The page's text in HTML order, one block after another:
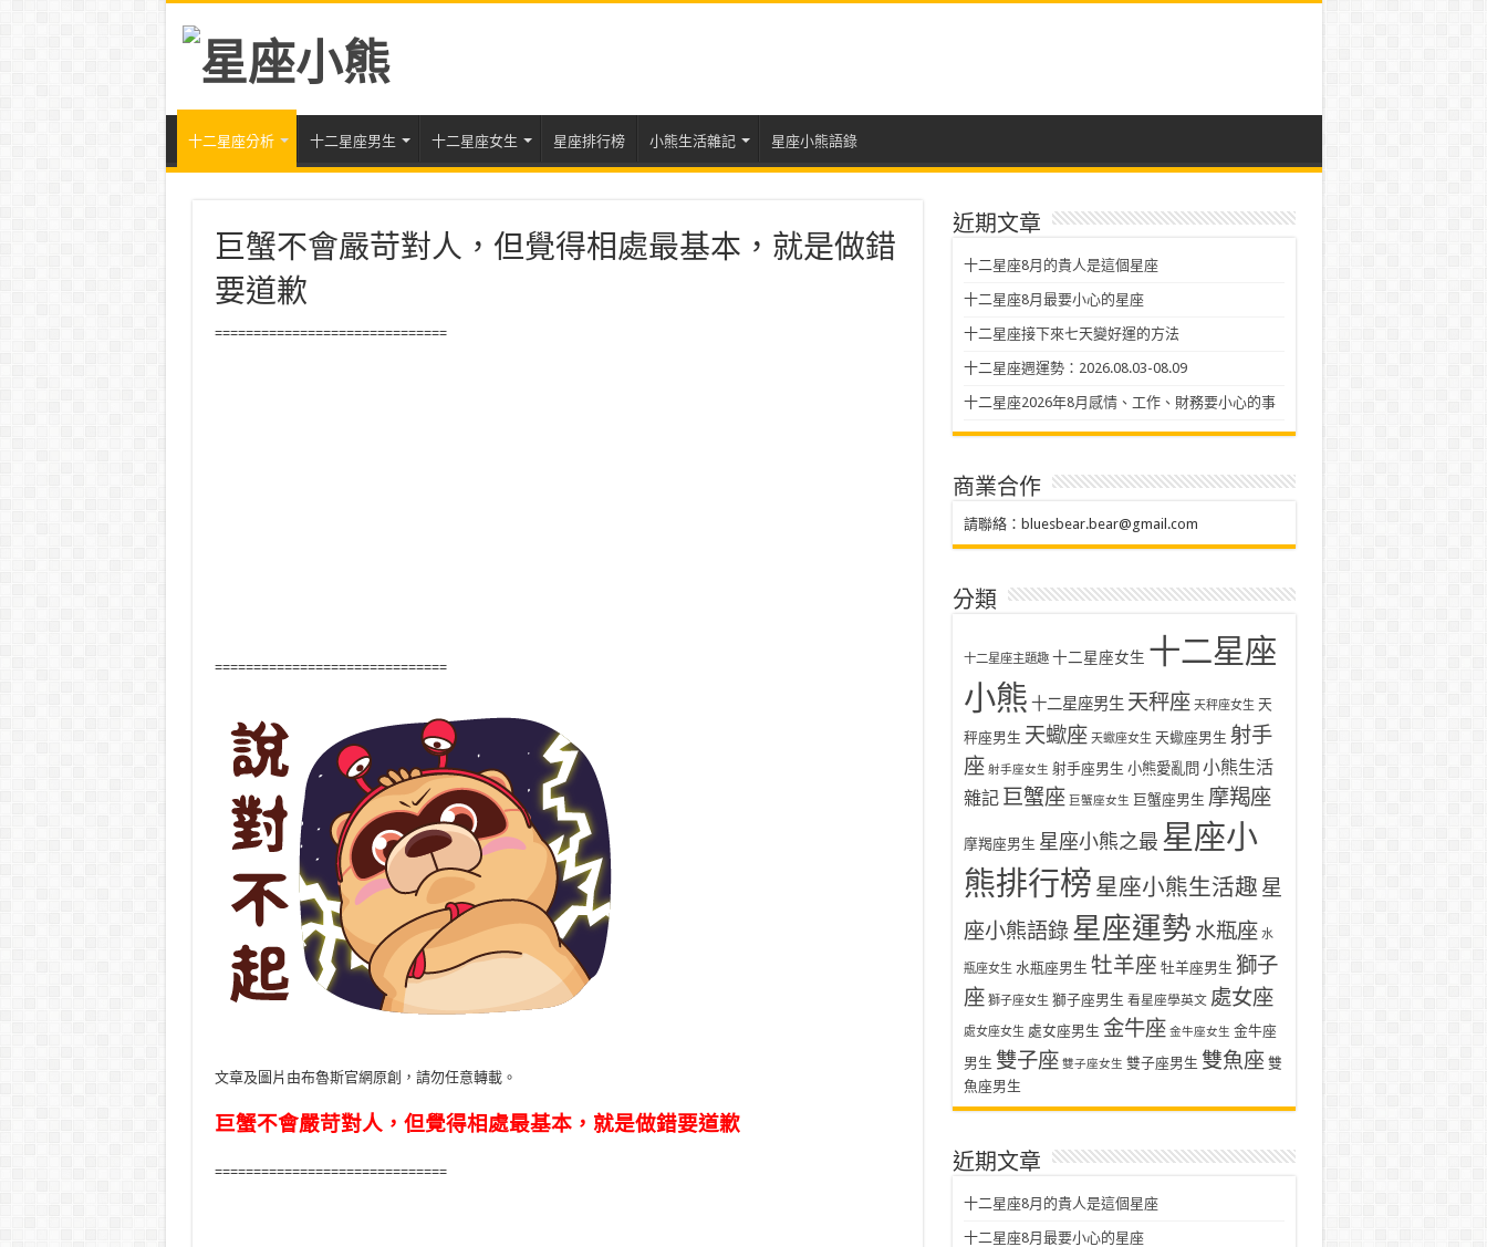
十二星座分析 十二星座男生 十二星座女生 星座排行榜 小熊生活雜記 星座小熊語錄
巨蟹不會嚴苛對人，但覺得相處最基本，就是做錯
要道歉
==============================
==============================
文章及圖片由布魯斯官網原創，請勿任意轉載。
巨蟹不會嚴苛對人，但覺得相處最基本，就是做錯要道歉
==============================
近期文章
十二星座8月的貴人是這個星座
十二星座8月最要小心的星座
十二星座接下來七天變好運的方法
十二星座週運勢：2026.08.03-08.09
十二星座2026年8月感情、工作、財務要小心的事
商業合作
請聯絡： bluesbear.bear@gmail.com
分類
十二星座主題趣 十二星座女生 十二星座
小熊 十二星座男生 天秤座 天秤座女生 天
秤座男生 天蠍座 天蠍座女生 天蠍座男生 射手
座 射手座女生 射手座男生 小熊愛亂問 小熊生活
雜記 巨蟹座 巨蟹座女生 巨蟹座男生 摩羯座
摩羯座男生 星座小熊之最 星座小
熊排行榜 星座小熊生活趣 星
座小熊語錄星座運勢 水瓶座 水
瓶座女生 水瓶座男生 牡羊座 牡羊座男生 獅子
座 獅子座女生 獅子座男生 看星座學英文 處女座
處女座女生 處女座男生 金牛座 金牛座女生 金牛座
男生 雙子座 雙子座女生 雙子座男生 雙魚座 雙
魚座男生
近期文章
十二星座8月的貴人是這個星座
十二星座8月最要小心的星座